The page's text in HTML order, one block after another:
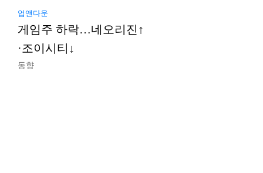
업앤다운
게임주 하락…네오리진↑
·조이시티↓
동향